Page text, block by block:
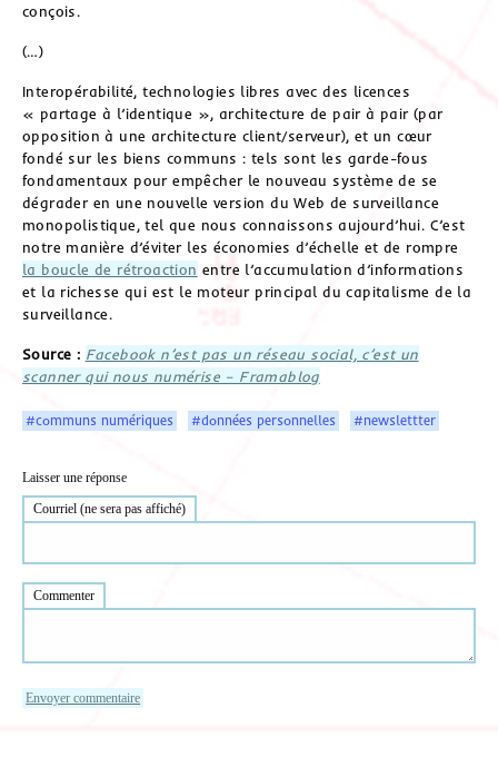
conçois.
(…)
Interopérabilité, technologies libres avec des licences
« partage à l’identique », architecture de pair à pair (par
opposition à une architecture client/serveur), et un cœur
fondé sur les biens communs : tels sont les garde-fous
fondamentaux pour empêcher le nouveau système de se
dégrader en une nouvelle version du Web de surveillance
monopolistique, tel que nous connaissons aujourd’hui. C’est
notre manière d’éviter les économies d’échelle et de rompre
la boucle de rétroaction entre l’accumulation d’informations
et la richesse qui est le moteur principal du capitalisme de la
surveillance.
Source : Facebook n’est pas un réseau social, c’est un
scanner qui nous numérise – Framablog
#communs numériques #données personnelles #newslettter
Laisser une réponse
Courriel (ne sera pas affiché)
Commenter